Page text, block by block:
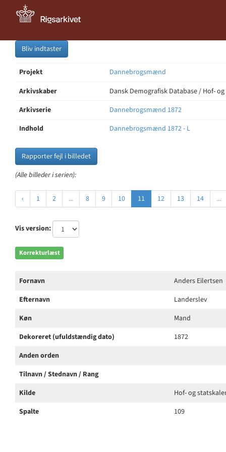
Bliv indtaster
Projekt
Dannebrogsmænd
Arkivskaber
Dansk Demografisk Database / Hof-
Arkivserie
Dannebrogsmænd 1872
Indhold
Dannebrogsmænd 1872 - L
Rapporter fejl i billedet
(Alle billeder i serien):
‹ 1 2 ... 8 9 10 11 12 13 14 ...
Vis version:
Korrekturlæst
Fornavn
Anders Eilertsen
Efternavn
Landerslev
Køn
Mand
Dekoreret (ufuldstændig dato)
1872
Anden orden
Tilnavn / Stednavn / Rang
Kilde
Hof- og
Spalte
109